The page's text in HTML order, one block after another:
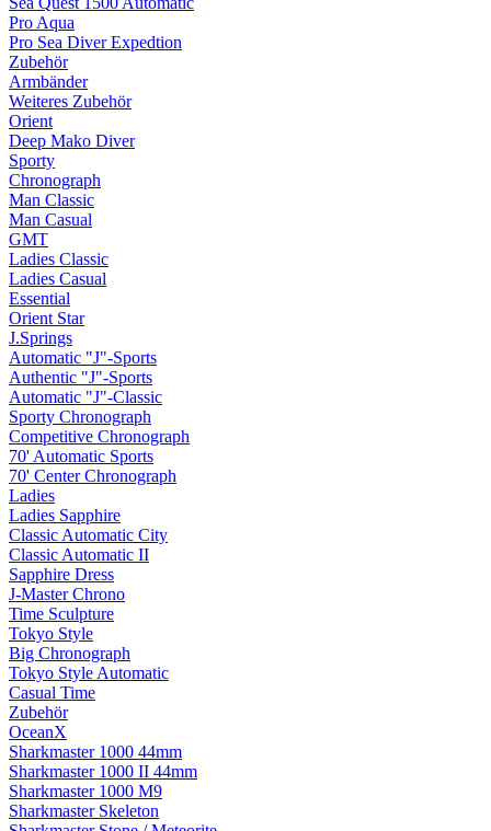
Pro Aqua
Pro Sea Diver Expedtion
Zubehör
Armbänder
Weiteres Zubehör
Orient
Deep Mako Diver
Sporty
Chronograph
Man Classic
Man Casual
GMT
Ladies Classic
Ladies Casual
Essential
Orient Star
J.Springs
Automatic "J"-Sports
Authentic "J"-Sports
Automatic "J"-Classic
Sporty Chronograph
Competitive Chronograph
70' Automatic Sports
70' Center Chronograph
Ladies
Ladies Sapphire
Classic Automatic City
Classic Automatic II
Sapphire Dress
J-Master Chrono
Time Sculpture
Tokyo Style
Big Chronograph
Tokyo Style Automatic
Casual Time
Zubehör
OceanX
Sharkmaster 1000 44mm
Sharkmaster 1000 II 44mm
Sharkmaster 1000 M9
Sharkmaster Skeleton